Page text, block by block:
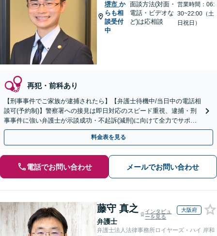
堺市 か
らも相
談受付
中
面談方法(対面・
電話・ビデオな
ど)は応相談
営業時間：06:
30~22:00（土
日祝日）
再犯・前科あり
【刑事事件でご家族が逮捕されたら】【弁護士待機中/当日中の電話相
談可(予約制)】警察署への接見は即日対応のスピード重視、逮捕・刑
事事件に強い弁護士が示談成功・不起訴(減刑)に向けて全力でサポー
トします。【加害者側の相談専門】
料金表を見る
電話でお問い合わせ メールでお問い合わせ
藤守 真之
弁護士
インタビュ
ーを見る
大阪府
弁護士法人法律事務所ロイヤーズ・ハイ 岸和